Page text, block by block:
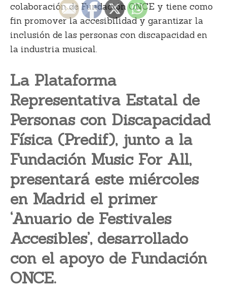
colaboración de Fundación ONCE y tiene como
fin promover la accesibilidad y garantizar la
inclusión de las personas con discapacidad en
la industria musical.
La Plataforma
Representativa Estatal de
Personas con Discapacidad
Física (Predif), junto a la
Fundación Music For All,
presentará este miércoles
en Madrid el primer
‘Anuario de Festivales
Accesibles’, desarrollado
con el apoyo de Fundación
ONCE.